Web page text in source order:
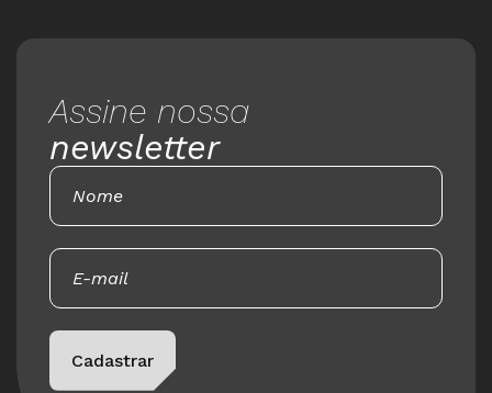
Assine nossa
newsletter
Please leave this field empty.
Cadastrar